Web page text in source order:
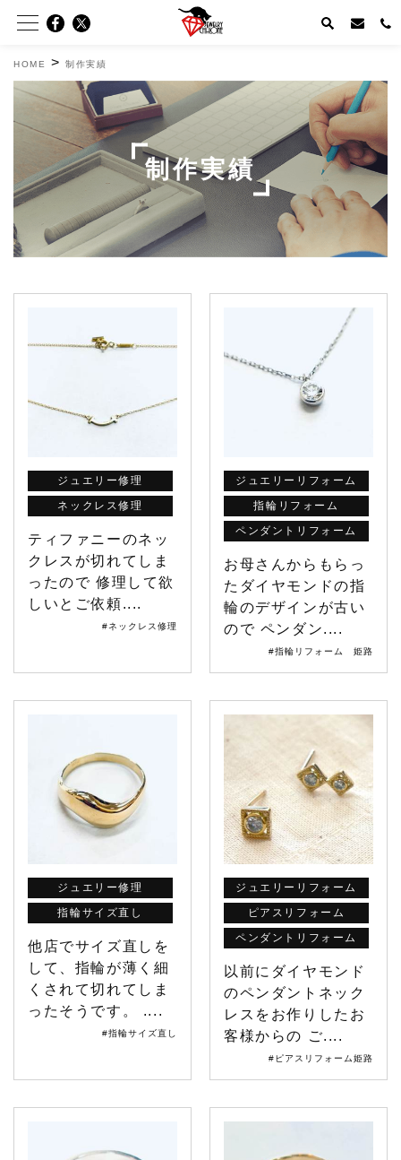
HOME >制作実績
制作実績
ジュエリー修理
ネックレス修理
ティファニーのネッ
クレスが切れてしま
ったので 修理して欲
しいとご依頼....
#ネックレス修理
ジュエリーリフォーム
指輪リフォーム
ペンダントリフォーム
お母さんからもらっ
たダイヤモンドの指
輪のデザインが古い
ので ペンダン....
#指輪リフォーム 姫路
ジュエリー修理
指輪サイズ直し
他店でサイズ直しを
して、指輪が薄く細
くされて切れてしま
ったそうです。 ....
#指輪サイズ直し
ジュエリーリフォーム
ピアスリフォーム
ペンダントリフォーム
以前にダイヤモンド
のペンダントネック
レスをお作りしたお
客様からの ご....
#ピアスリフォーム姫路